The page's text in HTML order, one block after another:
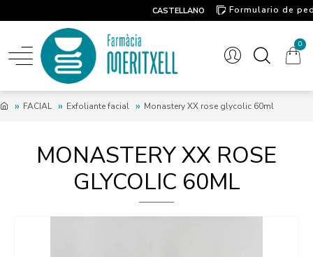
CASTELLANO
Formulario de
0
FACIAL Exfoliante facial Monastery XX rose glycolic 60ml
MONASTERY XX ROSE
GLYCOLIC 60ML